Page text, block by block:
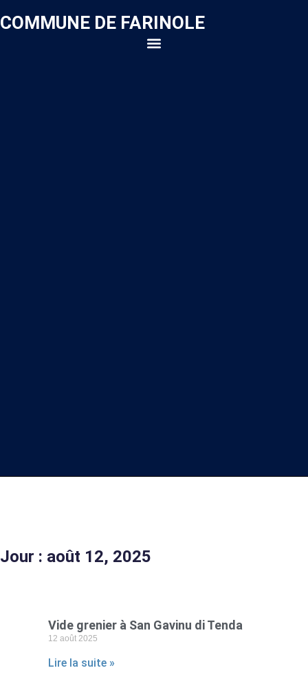
COMMUNE DE FARINOLE
Jour : août 12, 2025
Vide grenier à San Gavinu di Tenda
12 août 2025
Lire la suite »